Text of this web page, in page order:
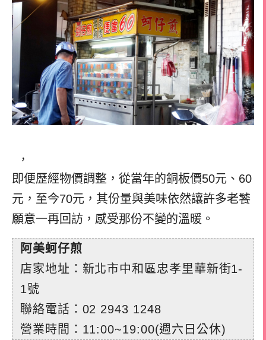
，
即便歷經物價調整，從當年的銅板價50元、60
元，至今70元，其份量與美味依然讓許多老饕
願意一再回訪，感受那份不變的溫暖。
阿美蚵仔煎
店家地址：新北市中和區忠孝里華新街1-
1號
聯絡電話： 02 2943 1248
營業時間：11:00~19:00(週六日公休)